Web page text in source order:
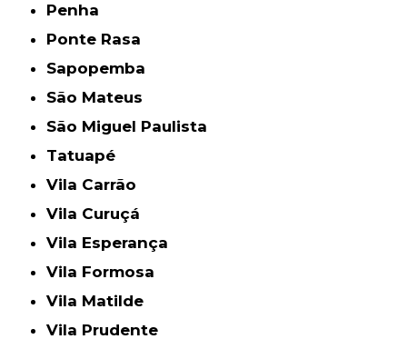
Penha
Ponte Rasa
Sapopemba
São Mateus
São Miguel Paulista
Tatuapé
Vila Carrão
Vila Curuçá
Vila Esperança
Vila Formosa
Vila Matilde
Vila Prudente